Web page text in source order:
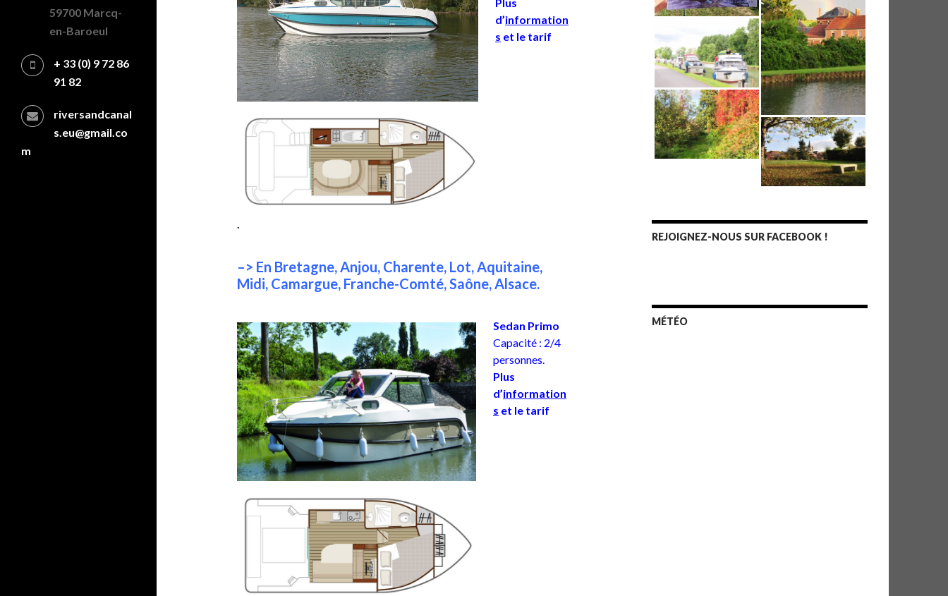
d’information
s et le tarif
.
–> En Bretagne, Anjou, Charente, Lot, Aquitaine,
Midi, Camargue, Franche-Comté, Saône, Alsace.
Sedan Primo
Capacité : 2/4
personnes.
Plus
d’information
s et le tarif
REJOIGNEZ-NOUS SUR FACEBOOK !
MÉTÉO
59700 Marcq-
en-Baroeul
+ 33 (0) 9 72 86
91 82
riversandcanal
s.eu@gmail.co
m